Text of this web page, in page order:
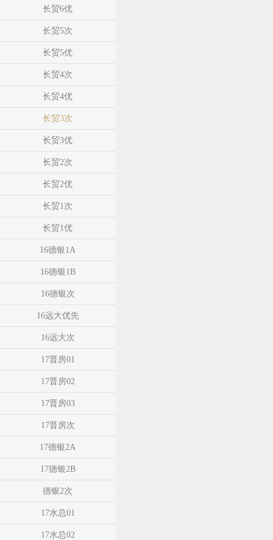
长贸6优
长贸5次
长贸5优
长贸4次
长贸4优
长贸3次
长贸3优
长贸2次
长贸2优
长贸1次
长贸1优
16德银1A
16德银1B
16德银次
16远大优先
16远大次
17晋房01
17晋房02
17晋房03
17晋房次
17德银2A
17德银2B
德银2次
17水总01
17水总02